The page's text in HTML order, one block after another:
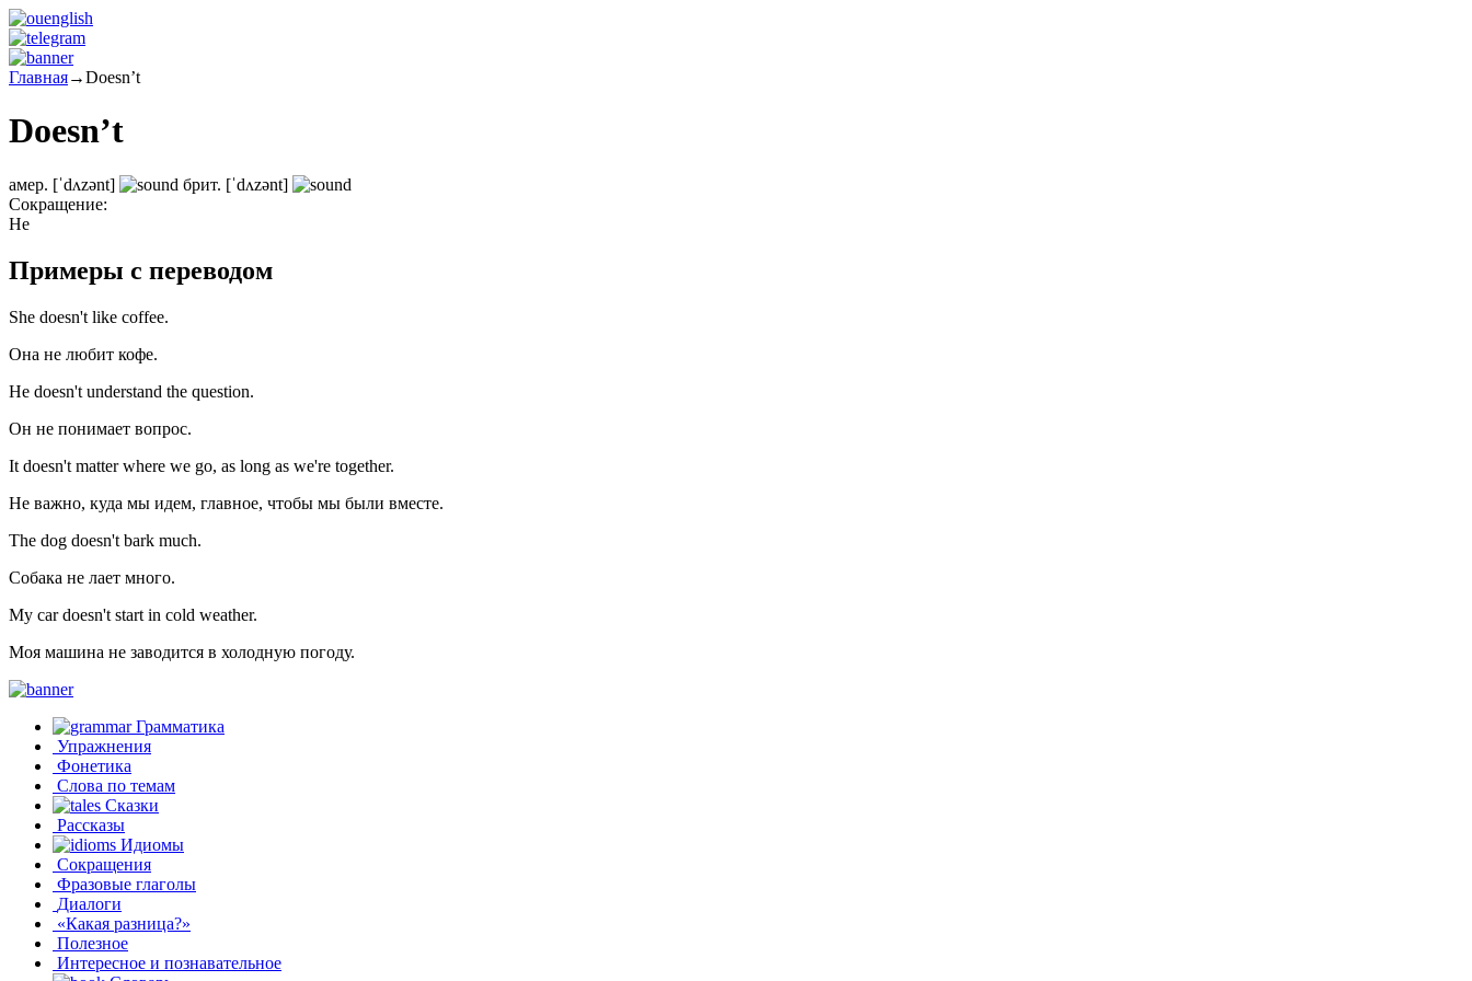
Главная→Doesn’t
Doesn’t
амер. [ˈdʌzənt] брит. [ˈdʌzənt]
Сокращение:
Не
Примеры с переводом
She doesn't like coffee.
Она не любит кофе.
He doesn't understand the question.
Он не понимает вопрос.
It doesn't matter where we go, as long as we're together.
Не важно, куда мы идем, главное, чтобы мы были вместе.
The dog doesn't bark much.
Собака не лает много.
My car doesn't start in cold weather.
Моя машина не заводится в холодную погоду.
Грамматика
Упражнения
Фонетика
Слова по темам
Сказки
Рассказы
Идиомы
Сокращения
Фразовые глаголы
Диалоги
«Какая разница?»
Полезное
Интересное и познавательное